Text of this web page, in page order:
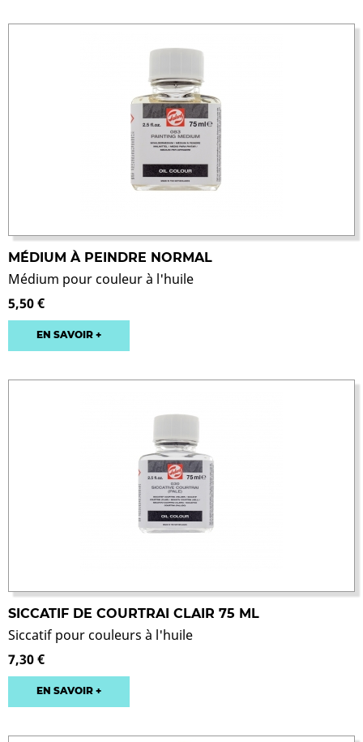
MÉDIUM À PEINDRE NORMAL
Médium pour couleur à l'huile
5,50 €
EN SAVOIR +
SICCATIF DE COURTRAI CLAIR 75 ML
Siccatif pour couleurs à l'huile
7,30 €
EN SAVOIR +